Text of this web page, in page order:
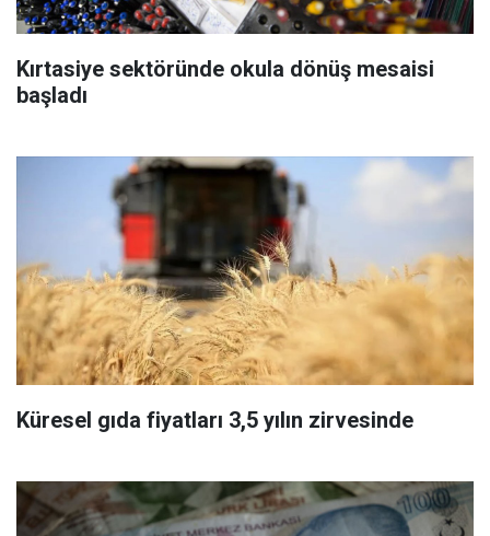
Kırtasiye sektöründe okula dönüş mesaisi
başladı
Küresel gıda fiyatları 3,5 yılın zirvesinde